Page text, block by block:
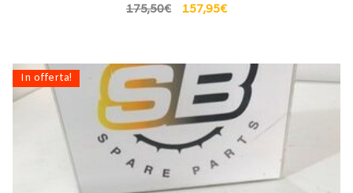
175,50€ 157,95€
In offerta!